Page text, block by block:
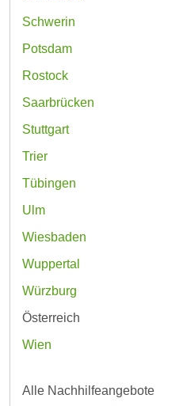
Schwerin
Potsdam
Rostock
Saarbrücken
Stuttgart
Trier
Tübingen
Ulm
Wiesbaden
Wuppertal
Würzburg
Österreich
Wien
Alle Nachhilfeangebote